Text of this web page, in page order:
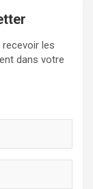
les
dans votre